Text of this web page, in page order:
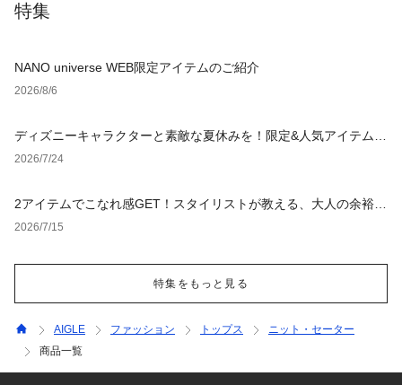
特集
NANO universe WEB限定アイテムのご紹介
2026/8/6
ディズニーキャラクターと素敵な夏休みを！限定&人気アイテム特
集
2026/7/24
2アイテムでこなれ感GET！スタイリストが教える、大人の余裕漂
う夏コーデ
2026/7/15
特集をもっと見る
AIGLE ファッション トップス
ニット・セーター
商品一覧